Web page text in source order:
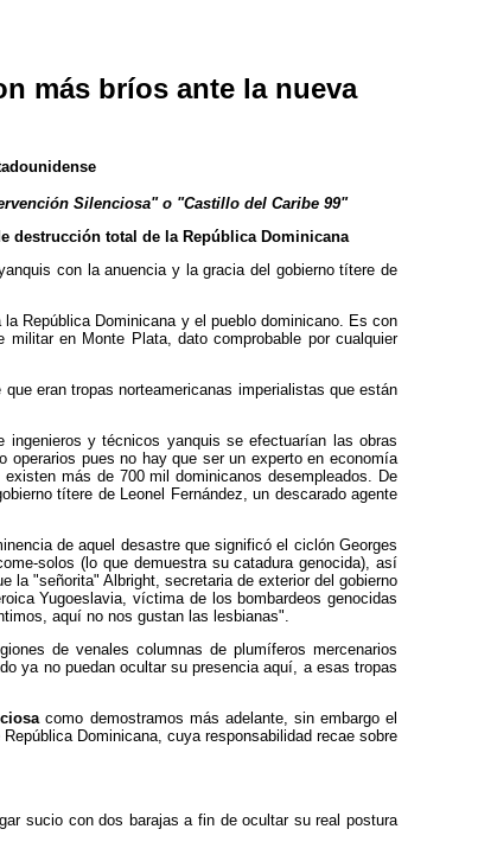
más bríos ante la nueva
Silenciosa" o "Castillo del Caribe 99"
destrucción total de la República Dominicana
con la anuencia y la gracia del gobierno títere de
República Dominicana y el pueblo dominicano. Es con
en Monte Plata, dato comprobable por cualquier
eran tropas norteamericanas imperialistas que están
y técnicos yanquis se efectuarían las obras
pues no hay que ser un experto en economía
más de 700 mil dominicanos desempleados. De
títere de Leonel Fernández, un descarado agente
de aquel desastre que significó el ciclón Georges
solos (lo que demuestra su catadura genocida), así
la "señorita" Albright, secretaria de exterior del gobierno
Yugoeslavia, víctima de los bombardeos genocidas
aquí no nos gustan las lesbianas".
de venales columnas de plumíferos mercenarios
ya no puedan ocultar su presencia aquí, a esas tropas
como demostramos más adelante, sin embargo el
Dominicana, cuya responsabilidad recae sobre
sucio con dos barajas a fin de ocultar su real postura